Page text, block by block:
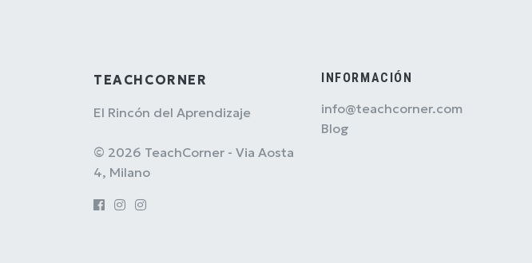
TEACHCORNER
El Rincón del Aprendizaje
© 2026 TeachCorner - Via Aosta
4, Milano
INFORMACIÓN
info@teachcorner.com
Blog